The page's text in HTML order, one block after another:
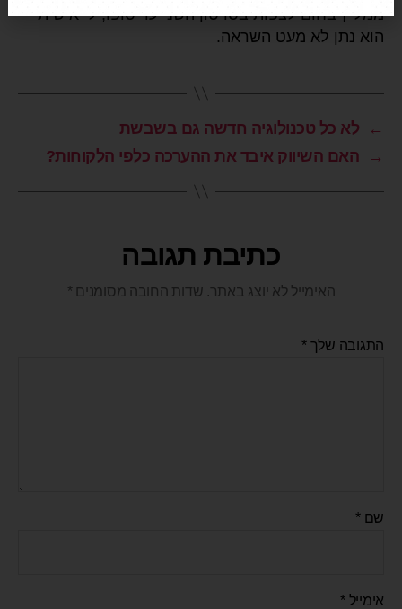
ממליץ בחום לצפות בסרטון השני עד סופו, לי אישית
הוא נתן לא מעט השראה.
←
לא כל טכנולוגיה חדשה גם בשבשת
→
האם השיווק איבד את ההערכה כלפי הלקוחות?
כתיבת תגובה
האימייל לא יוצג באתר. שדות החובה מסומנים *
התגובה שלך*
שם*
אימייל*